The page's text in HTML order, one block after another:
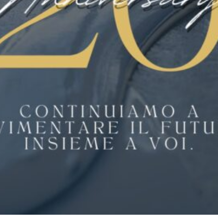
PAVIMENTAZIONE INDUSTRIALE
PAVIMENTI ANTISCIVOLO
PAVIMENTI IN POLIURETANO
PAVIMENTI IN RESINA
PAVIMENTI PER PALESTRE